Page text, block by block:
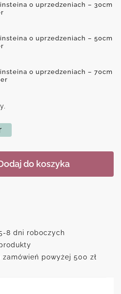
o uprzedzeniach – 30cm
o uprzedzeniach – 50cm
o uprzedzeniach – 70cm
do koszyka
8 dni roboczych
zamówień powyżej 500 zł